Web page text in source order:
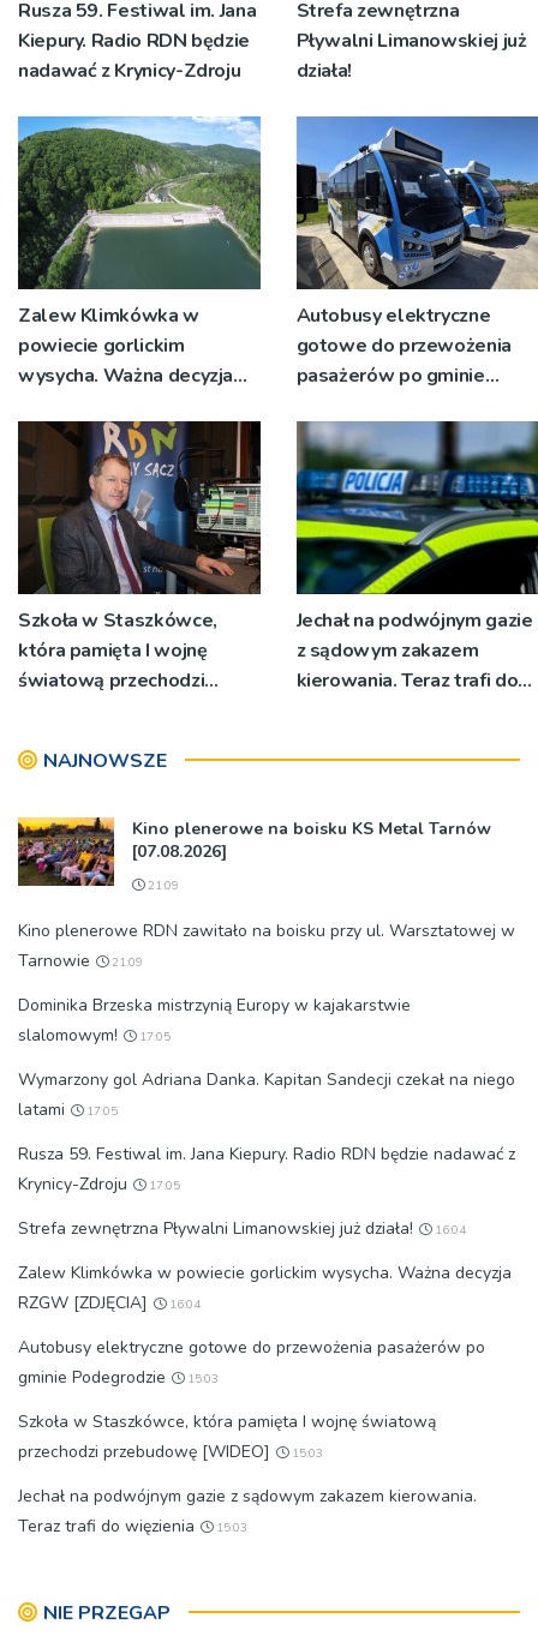
Rusza 59. Festiwal im. Jana
Kiepury. Radio RDN będzie
nadawać z Krynicy-Zdroju
Strefa zewnętrzna
Pływalni Limanowskiej już
działa!
Zalew Klimkówka w
powiecie gorlickim
wysycha. Ważna decyzja
Autobusy elektryczne
gotowe do przewożenia
pasażerów po gminie
Szkoła w Staszkówce,
która pamięta I wojnę
światową przechodzi
Jechał na podwójnym gazie
z sądowym zakazem
kierowania. Teraz trafi do
NAJNOWSZE
Kino plenerowe na boisku KS Metal Tarnów
[07.08.2026]
21:09
Kino plenerowe RDN zawitało na boisku przy ul. Warsztatowej w
Tarnowie
21:09
Dominika Brzeska mistrzynią Europy w kajakarstwie
slalomowym!
17:05
Wymarzony gol Adriana Danka. Kapitan Sandecji czekał na niego
latami
17:05
Rusza 59. Festiwal im. Jana Kiepury. Radio RDN będzie nadawać z
Krynicy-Zdroju
17:05
Strefa zewnętrzna Pływalni Limanowskiej już działa! 16:04
Zalew Klimkówka w powiecie gorlickim wysycha. Ważna decyzja
RZGW [ZDJĘCIA]
16:04
Autobusy elektryczne gotowe do przewożenia pasażerów po
gminie Podegrodzie
15:03
Szkoła w Staszkówce, która pamięta I wojnę światową
przechodzi przebudowę [WIDEO]
15:03
Jechał na podwójnym gazie z sądowym zakazem kierowania.
Teraz trafi do więzienia
15:03
NIE PRZEGAP